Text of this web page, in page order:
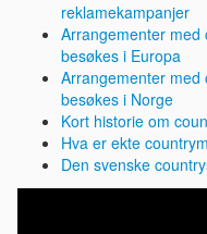
reklamekampanjer
Arrangementer
besøkes i Europa
Arrangementer
besøkes i Norge
Kort historie om
Hva er ekte
Den svenske